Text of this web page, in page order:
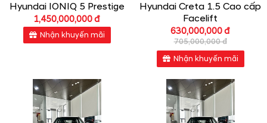
Hyundai IONIQ 5 Prestige
1,450,000,000 đ
Nhận khuyến mãi
Hyundai Creta 1.5 Cao cấp
Facelift
630,000,000 đ
705,000,000 đ
Nhận khuyến mãi